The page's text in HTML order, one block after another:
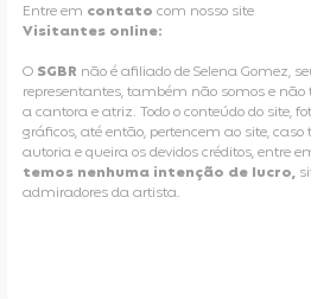
Entre em contato com nosso site
Visitantes online:
O SGBR não é afiliado de Selena Gomez,
representantes, também não somos e
a cantora e atriz. Todo o conteúdo do site,
gráficos, até então, pertencem ao site,
autoria e queira os devidos créditos, entre
temos nenhuma intenção de lucro,
admiradores da artista.